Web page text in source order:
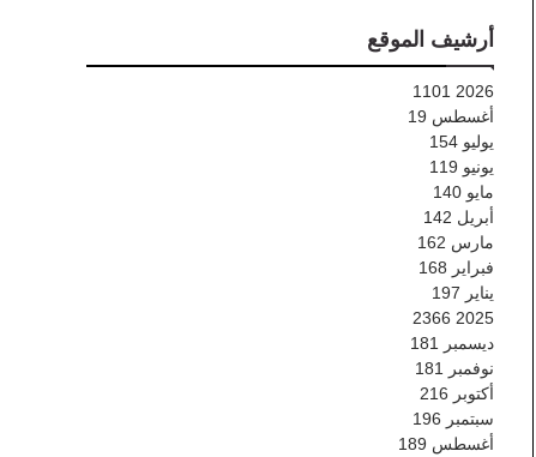
أرشيف الموقع
2026
1101
أغسطس 19
يوليو 154
يونيو 119
مايو 140
أبريل 142
مارس 162
فبراير 168
يناير 197
2025
2366
ديسمبر
181
نوفمبر
181
أكتوبر 216
سبتمبر 196
أغسطس 189